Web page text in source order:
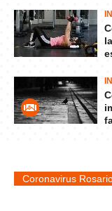
Coronavirus